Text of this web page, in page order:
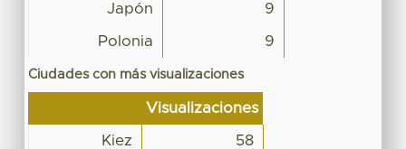
Japón 9
Polonia 9
Ciudades con más visualizaciones
Visualizaciones
Kiez 58